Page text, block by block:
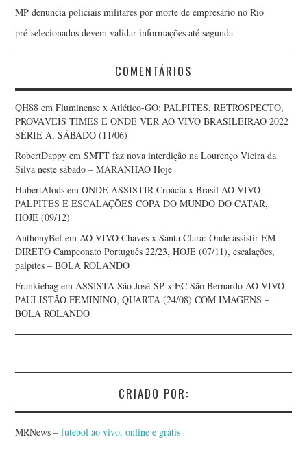
MP denuncia policiais militares por morte de empresário no Rio
pré-selecionados devem validar informações até segunda
COMENTÁRIOS
QH88 emFluminense x Atlético-GO: PALPITES, RETROSPECTO,
PROVÁVEIS TIMES E ONDE VER AO VIVO BRASILEIRÃO 2022
SÉRIE A, SÁBADO (11/06)
RobertDappy emSMTT faz nova interdição na Lourenço Vieira da
Silva neste sábado – MARANHÃO Hoje
HubertAlods emONDE ASSISTIR Croácia x Brasil AO VIVO
PALPITES E ESCALAÇÕES COPA DO MUNDO DO CATAR,
HOJE (09/12)
AnthonyBefemAO VIVO Chaves x Santa Clara: Onde assistir EM
DIRETO Campeonato Português 22/23, HOJE (07/11), escalações,
palpites – BOLA ROLANDO
Frankiebag emASSISTA São José-SP x EC São Bernardo AO VIVO
PAULISTÃO FEMININO, QUARTA (24/08) COM IMAGENS –
BOLA ROLANDO
CRIADO POR:
MRNews –futebol ao vivo, online e grátis